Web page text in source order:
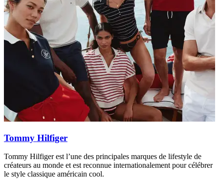
Tommy Hilfiger
Tommy Hilfiger est l’une des principales marques de lifestyle de
créateurs au monde et est reconnue internationalement pour célébrer
le style classique américain cool.